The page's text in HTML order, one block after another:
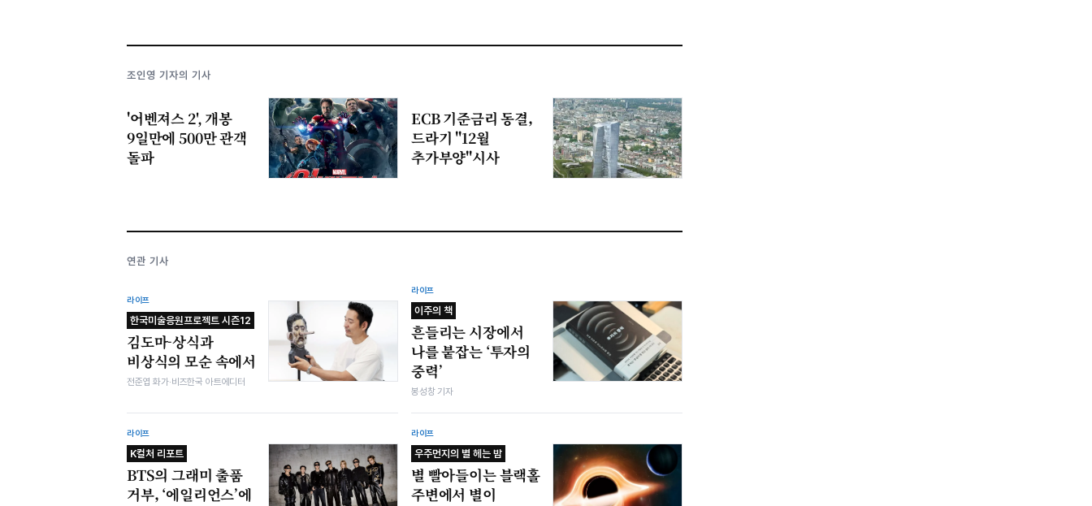
조인영 기자의 기사
'어벤져스 2', 개봉
9일만에 500만 관객
돌파
ECB 기준금리 동결,
드라기 "12월
추가부양"시사
연관 기사
라이프
한국미술응원프로젝트 시즌12
김도마-상식과
비상식의 모순 속에서
전준엽 화가·비즈한국 아트에디터
라이프
이주의 책
흔들리는 시장에서
나를 붙잡는 ‘투자의
중력’
봉성창 기자
라이프
K컬처 리포트
BTS의 그래미 출품
거부, ‘에일리언스’에
라이프
우주먼지의 별 헤는 밤
별 빨아들이는 블랙홀
주변에서 별이